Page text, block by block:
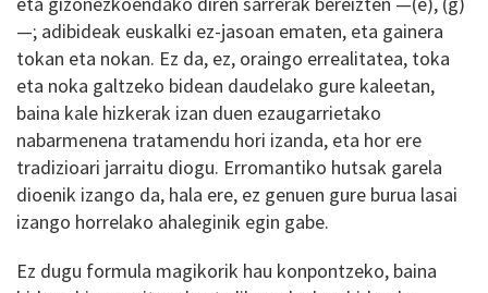
—; adibideak euskalki ez-jasoan ematen, eta gainera
tokan eta nokan. Ez da, ez, oraingo errealitatea, toka
eta noka galtzeko bidean daudelako gure kaleetan,
baina kale hizkerak izan duen ezaugarrietako
nabarmenena tratamendu hori izanda, eta hor ere
tradizioari jarraitu diogu. Erromantiko hutsak garela
dioenik izango da, hala ere, ez genuen gure burua lasai
izango horrelako ahaleginik egin gabe.
Ez dugu formula magikorik hau konpontzeko, baina